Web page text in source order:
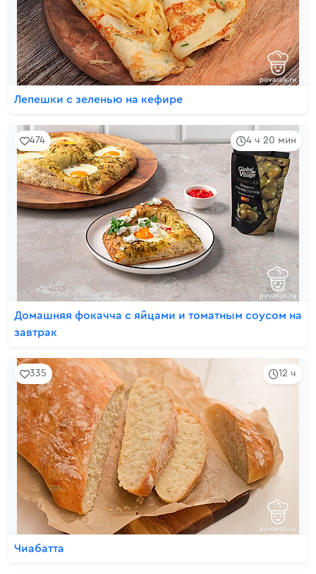
Лепешки с зеленью на кефире
4 ч 20 мин
474
Домашняя фокачча с яйцами и томатным соусом на
завтрак
12 ч
335
Чиабатта